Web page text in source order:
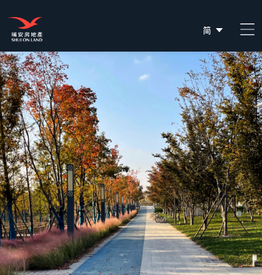
简
EN
繁